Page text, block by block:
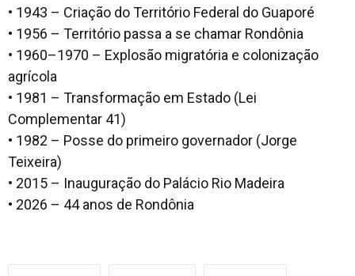
• 1943 – Criação do Território Federal do Guaporé
• 1956 – Território passa a se chamar Rondônia
• 1960–1970 – Explosão migratória e colonização
agrícola
• 1981 – Transformação em Estado (Lei
Complementar 41)
• 1982 – Posse do primeiro governador (Jorge
Teixeira)
• 2015 – Inauguração do Palácio Rio Madeira
• 2026 – 44 anos de Rondônia